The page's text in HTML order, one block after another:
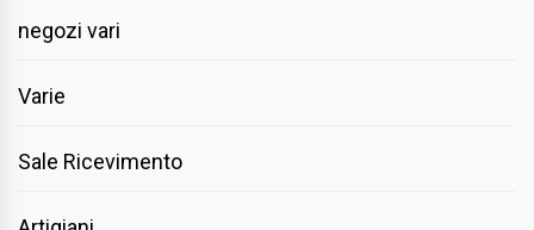
negozi vari
Varie
Sale Ricevimento